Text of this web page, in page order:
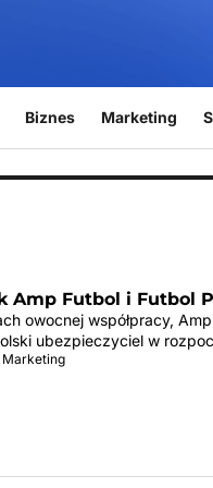
Biznes Marketing
Amp Futbol i Futbol
owocnej współpracy,
ubezpieczyciel w
Marketing